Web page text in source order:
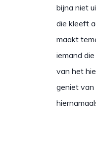
bijna niet
die kleeft
maakt
iemand
van het
geniet van